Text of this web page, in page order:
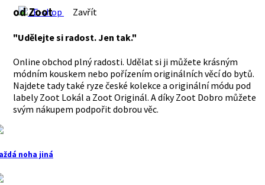
E-shop
Zavřít
od Zoot
"Udělejte si radost. Jen tak."
Online obchod plný radosti. Udělat si ji můžete krásným
módním kouskem nebo pořízením originálních věcí do bytů.
Najdete tady také ryze české kolekce a originální módu pod
labely Zoot Lokál a Zoot Originál. A díky Zoot Dobro můžete
svým nákupem podpořit dobrou věc.
noha jiná